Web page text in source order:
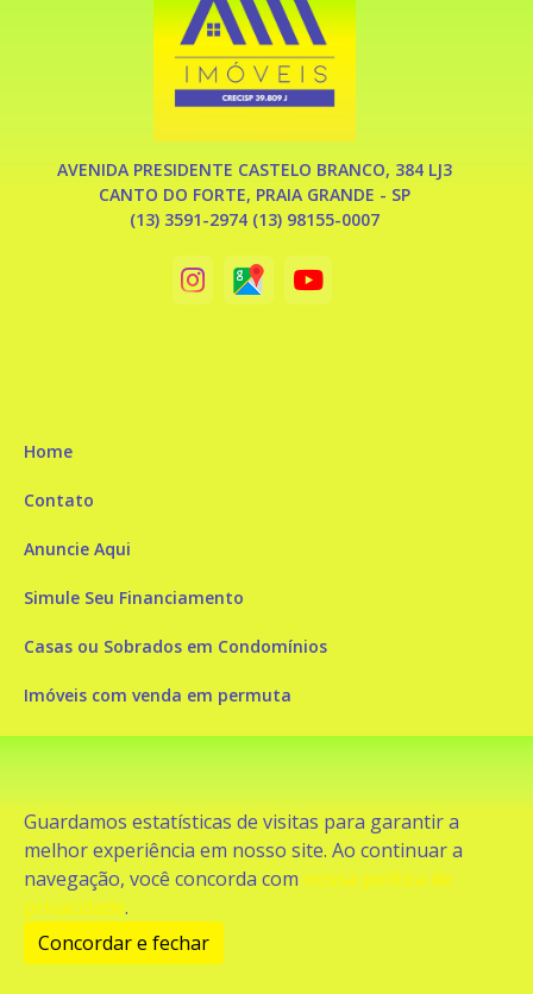
Guardamos estatísticas de visitas para garantir a
melhor experiência em nosso site. Ao continuar a
navegação, você concorda com nossa política de
privacidade.
Concordar e fechar
AVENIDA PRESIDENTE CASTELO BRANCO, 384 LJ3
CANTO DO FORTE, PRAIA GRANDE - SP
(13) 3591-2974 (13) 98155-0007
Home
Contato
Anuncie Aqui
Simule Seu Financiamento
Casas ou Sobrados em Condomínios
Imóveis com venda em permuta
Imóveis com Vista para o Mar
Casa com piscina
Apartamento com piscina
Condomínio fechado